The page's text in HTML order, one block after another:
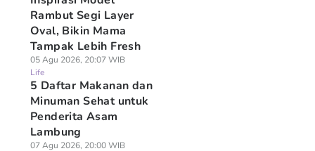
Rambut Segi Layer
Oval, Bikin Mama
Tampak Lebih Fresh
05 Agu 2026, 20:07 WIB
Life
5 Daftar Makanan dan
Minuman Sehat untuk
Penderita Asam
Lambung
07 Agu 2026, 20:00 WIB